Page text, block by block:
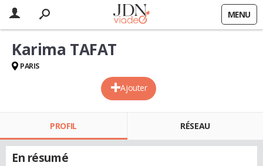
MENU
Ajouter
Karima TAFAT
PARIS
PROFIL RÉSEAU
En résumé